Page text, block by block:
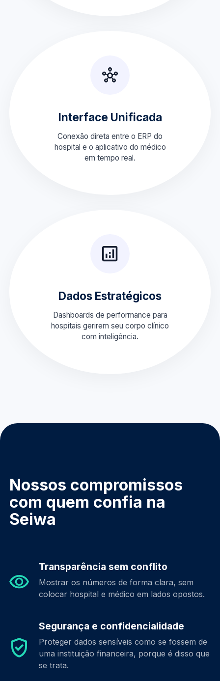
Interface Unificada
Conexão direta entre o ERP do
hospital e o aplicativo do médico
em tempo real.
Dados Estratégicos
Dashboards de performance para
hospitais gerirem seu corpo clínico
com inteligência.
Nossos compromissos
com quem confia na
Seiwa
Transparência sem conflito
Mostrar os números de forma clara, sem
colocar hospital e médico em lados opostos.
Segurança e confidencialidade
Proteger dados sensíveis como se fossem de
uma instituição financeira, porque é disso que
se trata.